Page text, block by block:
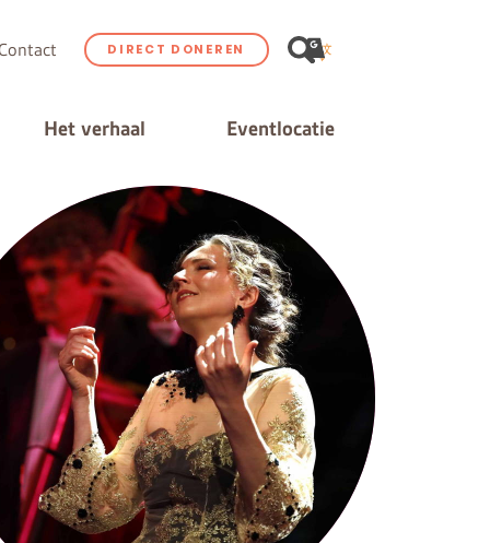
DIRECT DONEREN
Het verhaal Eventlocatie